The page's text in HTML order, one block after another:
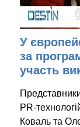
У
за
участь
PR-
Коваль та